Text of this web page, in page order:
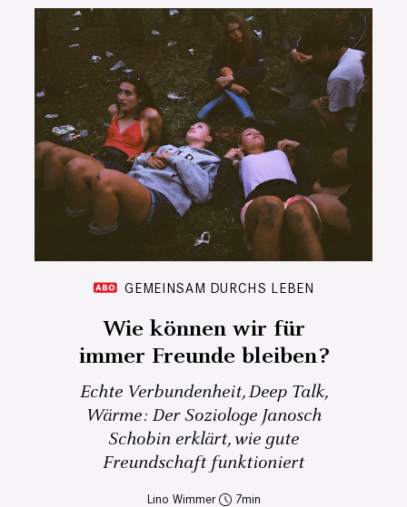
GEMEINSAM DURCHS LEBEN
Wie können wir für
immer Freunde bleiben?
Echte Verbundenheit, Deep Talk,
Wärme: Der Soziologe Janosch
Schobin erklärt, wie gute
Freundschaft funktioniert
Lino Wimmer 7